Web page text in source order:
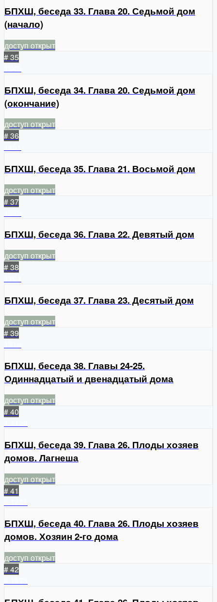
БПХШ, беседа 33. Глава 20. Седьмой дом
(начало)
доступ открыт
# 35
БПХШ, беседа 34. Глава 20. Седьмой дом
(окончание)
доступ открыт
# 36
БПХШ, беседа 35. Глава 21. Восьмой дом
доступ открыт
# 37
БПХШ, беседа 36. Глава 22. Девятый дом
доступ открыт
# 38
БПХШ, беседа 37. Глава 23. Десятый дом
доступ открыт
# 39
БПХШ, беседа 38. Главы 24-25.
Одиннадцатый и двенадцатый дома
доступ открыт
# 40
БПХШ, беседа 39. Глава 26. Плоды хозяев
домов. Лагнеша
доступ открыт
# 41
БПХШ, беседа 40. Глава 26. Плоды хозяев
домов. Хозяин 2-го дома
доступ открыт
# 42